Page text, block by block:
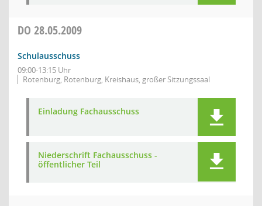
DO 28.05.2009
Schulausschuss
09:00-13:15 Uhr
Rotenburg, Rotenburg, Kreishaus, großer Sitzungssaal
Einladung Fachausschuss
Niederschrift Fachausschuss -
öffentlicher Teil